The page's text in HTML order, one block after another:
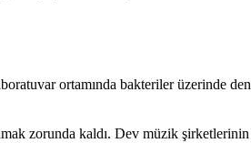
ortamında bakteriler üzerinde
zorunda kaldı. Dev müzik şirketlerinin